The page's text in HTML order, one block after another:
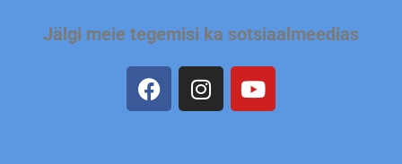
Jälgi meie tegemisi ka sotsiaalmeedias